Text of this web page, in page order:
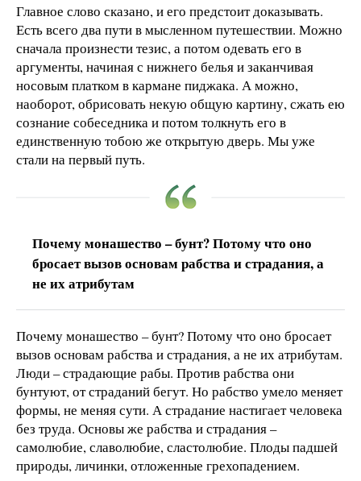
Главное слово сказано, и его предстоит доказывать.
Есть всего два пути в мысленном путешествии. Можно
сначала произнести тезис, а потом одевать его в
аргументы, начиная с нижнего белья и заканчивая
носовым платком в кармане пиджака. А можно,
наоборот, обрисовать некую общую картину, сжать ею
сознание собеседника и потом толкнуть его в
единственную тобою же открытую дверь. Мы уже
стали на первый путь.
Почему монашество – бунт? Потому что оно
бросает вызов основам рабства и страдания, а
не их атрибутам
Почему монашество – бунт? Потому что оно бросает
вызов основам рабства и страдания, а не их атрибутам.
Люди – страдающие рабы. Против рабства они
бунтуют, от страданий бегут. Но рабство умело меняет
формы, не меняя сути. А страдание настигает человека
без труда. Основы же рабства и страдания –
самолюбие, славолюбие, сластолюбие. Плоды падшей
природы, личинки, отложенные грехопадением.